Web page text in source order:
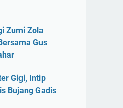
Zumi Zola
Gus
Gigi, Intip
Bujang Gadis